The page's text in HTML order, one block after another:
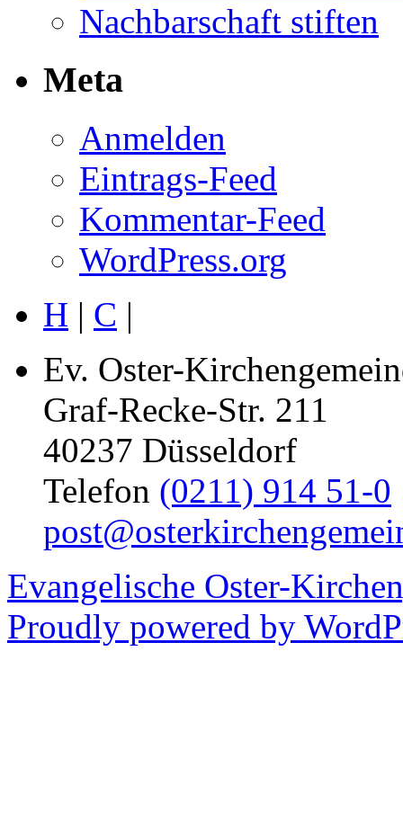
Nachbarschaft stiften
Meta
Anmelden
Eintrags-Feed
Kommentar-Feed
WordPress.org
H | C |
Ev. Oster-
Graf-Recke-Str. 211
40237 Düsseldorf
Telefon (0211) 914 51-0
Evangelische Oster-
Proudly powered by